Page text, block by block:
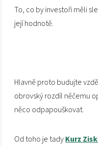
To, co by investoři měli
její hodnotě.
Hlavně proto budujte
obrovský rozdíl něčemu
něco odpapouškovat.
Od toho je tadyKurz